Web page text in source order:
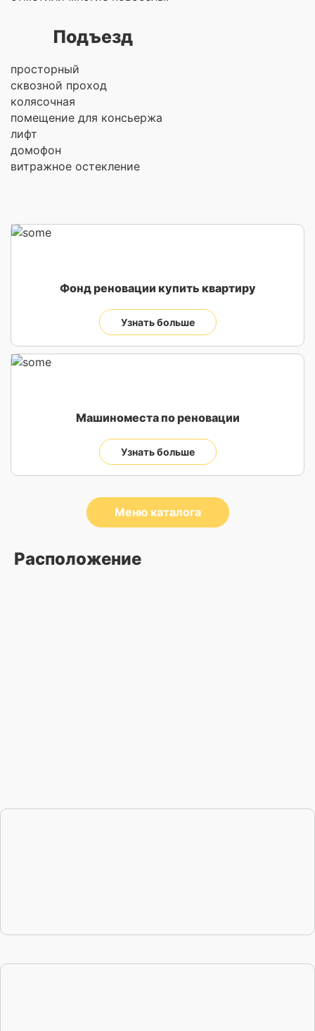
Подъезд
просторный
сквозной проход
колясочная
помещение для консьержа
лифт
домофон
витражное остекление
Фонд реновации купить квартиру
Узнать больше
Машиноместа по реновации
Узнать больше
Меню каталога
Расположение